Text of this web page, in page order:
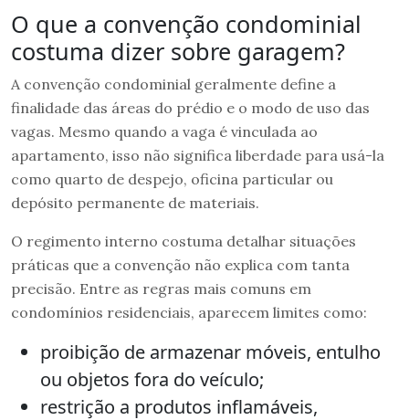
O que a convenção condominial
costuma dizer sobre garagem?
A convenção condominial geralmente define a
finalidade das áreas do prédio e o modo de uso das
vagas. Mesmo quando a vaga é vinculada ao
apartamento, isso não significa liberdade para usá-la
como quarto de despejo, oficina particular ou
depósito permanente de materiais.
O regimento interno costuma detalhar situações
práticas que a convenção não explica com tanta
precisão. Entre as regras mais comuns em
condomínios residenciais, aparecem limites como:
proibição de armazenar móveis, entulho
ou objetos fora do veículo;
restrição a produtos inflamáveis,